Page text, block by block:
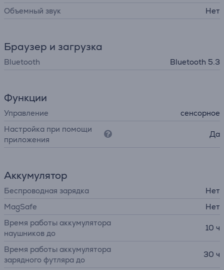
Объемный звук Нет
Браузер и загрузка
Bluetooth Bluetooth 5.3
Функции
Управление
сенсорное
Настройка при помощи
приложения
Да
Аккумулятор
Беспроводная зарядка
Нет
MagSafe
Нет
Время работы аккумулятора
наушников до
10 ч
Время работы аккумулятора
зарядного футляра до
30 ч